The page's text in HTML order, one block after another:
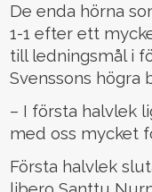
De enda hörna
1-1 efter ett
till ledningsmål i
Svenssons högra
– I första halvlek
med oss mycket
Första halvlek